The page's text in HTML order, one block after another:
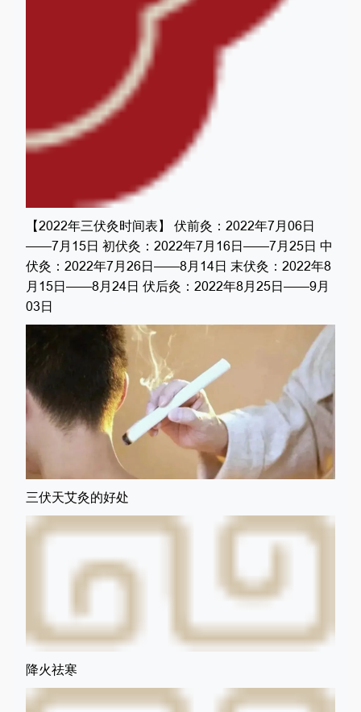
【2022年三伏灸时间表】 伏前灸：2022年7月06日
——7月15日 初伏灸：2022年7月16日——7月25日 中
伏灸：2022年7月26日——8月14日 末伏灸：2022年8
月15日——8月24日 伏后灸：2022年8月25日——9月
03日
三伏天艾灸的好处
降火祛寒